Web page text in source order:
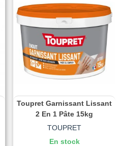
Toupret Garnissant Lissant
2 En 1 Pâte 15kg
TOUPRET
En stock